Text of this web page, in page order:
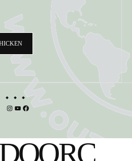
Instagram
YouTube
Facebook